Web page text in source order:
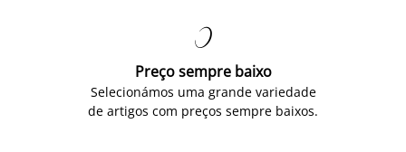

Preço sempre baixo
Selecionámos uma grande variedade
de artigos com preços sempre baixos.